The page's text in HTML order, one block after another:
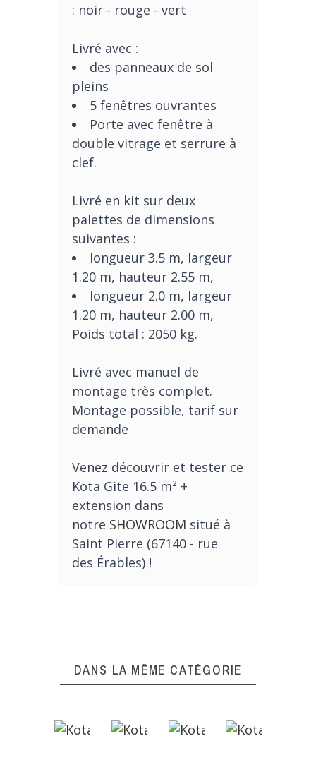
: noir - rouge - vert
Livré avec :
des panneaux de sol
pleins
5 fenêtres ouvrantes
Porte avec fenêtre à
double vitrage et serrure à
clef.
Livré en kit sur deux
palettes de dimensions
suivantes :
longueur 3.5 m, largeur
1.20 m, hauteur 2.55 m,
longueur 2.0 m, largeur
1.20 m, hauteur 2.00 m,
Poids total : 2050 kg.
Livré avec manuel de
montage très complet.
Montage possible, tarif sur
demande
Venez découvrir et tester ce
Kota Gite 16.5 m² +
extension dans
notre SHOWROOM situé à
Saint Pierre (67140 - rue
des Érables) !
DANS LA MÊME CATÉGORIE